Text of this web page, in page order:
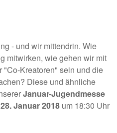
- und wir mittendrin. Wie
mitwirken, wie gehen wir mit
"Co-Kreatoren" sein und die
Diese und ähnliche
Januar-Jugendmesse
Januar 2018 um 18:30 Uhr